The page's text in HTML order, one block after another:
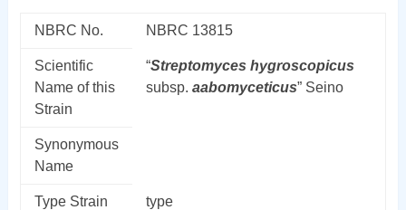
NBRC No. NBRC 13815
Scientific
Name of this
Strain
“Streptomyces hygroscopicus
subsp. aabomyceticus” Seino
Synonymous
Name
Type Strain type